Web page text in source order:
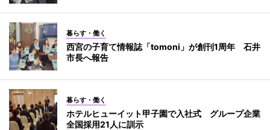
暮らす・働く
西宮の子育て情報誌「tomoni」が創刊1周年 石井
市長へ報告
暮らす・働く
ホテルヒューイット甲子園で入社式 グループ企業
全国採用21人に訓示